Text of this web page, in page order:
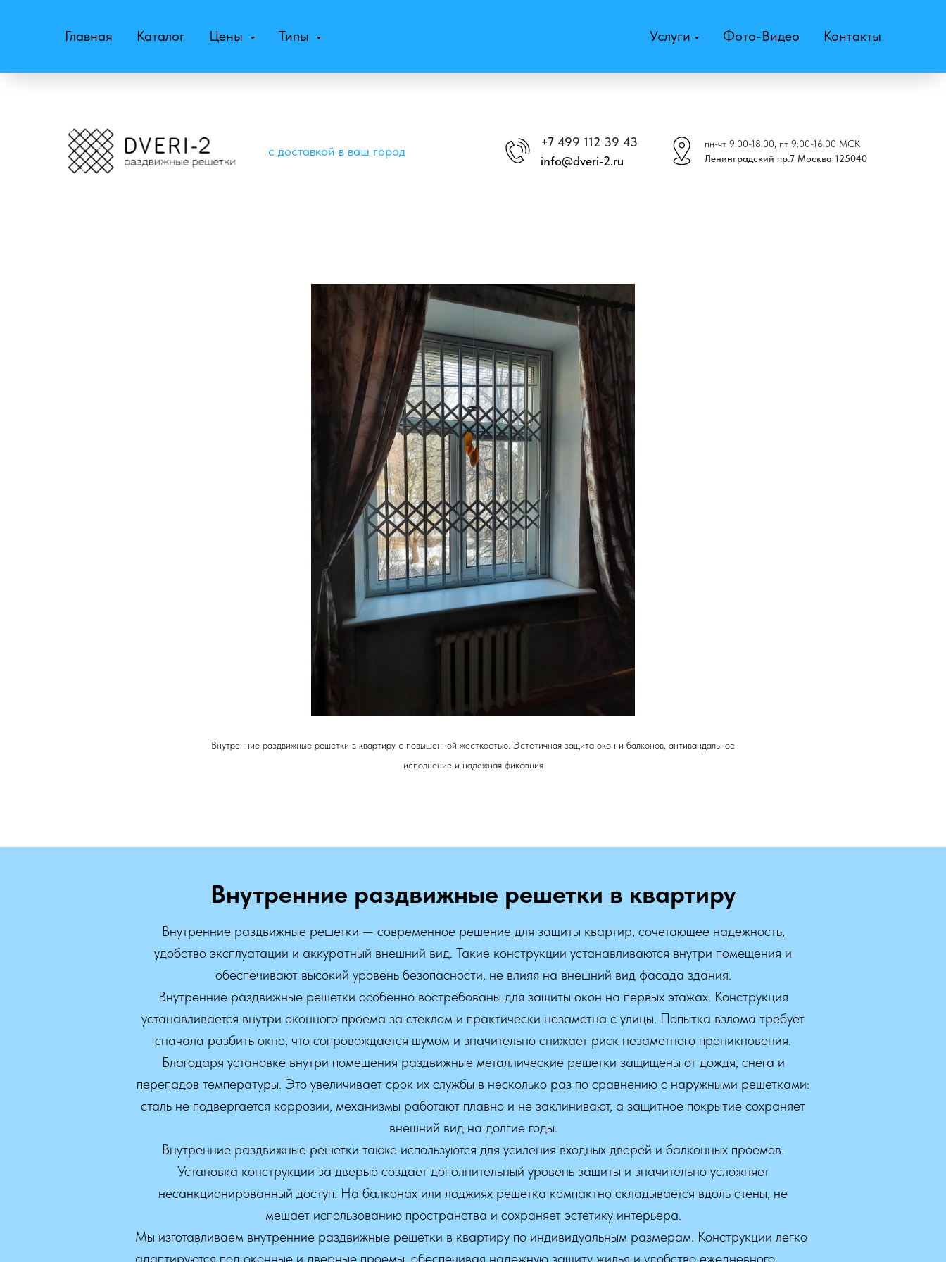
Главная Каталог Цены Типы Услуги Фото-Видео Контакты
с доставкой в ваш город
+7 499 112 39 43
info@dveri-2.ru
пн-чт 9:00-18:00, пт 9:00-16:00 МСК
Ленинградский пр.7 Москва 125040
Внутренние раздвижные решетки в квартиру с повышенной жесткостью. Эстетичная защита окон и балконов, антивандальное
исполнение и надежная фиксация
Внутренние раздвижные решетки в квартиру
Внутренние раздвижные решетки — современное решение для защиты квартир, сочетающее надежность,
удобство эксплуатации и аккуратный внешний вид. Такие конструкции устанавливаются внутри помещения и
обеспечивают высокий уровень безопасности, не влияя на внешний вид фасада здания.
Внутренние раздвижные решетки особенно востребованы для защиты окон на первых этажах. Конструкция
устанавливается внутри оконного проема за стеклом и практически незаметна с улицы. Попытка взлома требует
сначала разбить окно, что сопровождается шумом и значительно снижает риск незаметного проникновения.
Благодаря установке внутри помещения раздвижные металлические решетки защищены от дождя, снега и
перепадов температуры. Это увеличивает срок их службы в несколько раз по сравнению с наружными решетками:
сталь не подвергается коррозии, механизмы работают плавно и не заклинивают, а защитное покрытие сохраняет
внешний вид на долгие годы.
Внутренние раздвижные решетки также используются для усиления входных дверей и балконных проемов.
Установка конструкции за дверью создает дополнительный уровень защиты и значительно усложняет
несанкционированный доступ. На балконах или лоджиях решетка компактно складывается вдоль стены, не
мешает использованию пространства и сохраняет эстетику интерьера.
Мы изготавливаем внутренние раздвижные решетки в квартиру по индивидуальным размерам. Конструкции легко